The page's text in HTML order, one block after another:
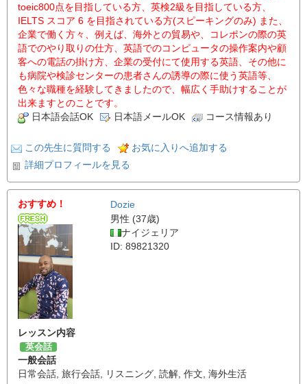
toeic800点を目指している方、英検2級を目指している方、
IELTS スコア 6 を目指されている方(スピーキングのみ) また、
企業で働く方々、例えば、海外との貿易や、コレポンの際の英
語でのやり取りの仕方、英語でのコンピュータの操作案内や顧
客への電話の掛け方、企業の受付にて使用する英語、その他に
も病院や検診センターの患者さんの誘導の際に使う英語等、
色々な職種を経験してきましたので、幅広く手助けすることが
出来ますとのことです。
日本語会話OK
日本語メールOK コース情報あり
この先生に質問する
お気に入りへ追加する
詳細プロフィールを見る
おすすめ！
Dozie
男性 (37歳)
ナイジェリア
ID: 89821320
レッスン内容
英会話
一般会話
日常会話 旅行会話 リスニング 読解 作文 海外生活